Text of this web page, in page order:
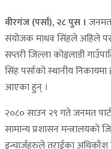
वीरगंज (पर्सा), २८ पुस । जनमत
संयोजक माधव सिंहले अहिले
सप्तरी जिल्ला कोइलाडी
सिंह पर्साको स्थानीय
आएका हुन् ।
२०८० साउन २९ गते जनमत
सामान्य प्रशासन मन्त्रालयको
इन्चार्जहरुले तराईका